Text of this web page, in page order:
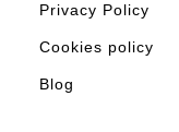
Privacy Policy
Cookies policy
Blog